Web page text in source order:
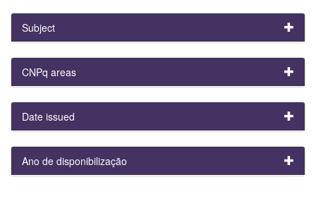
Subject
CNPq areas
Date issued
Ano de disponibilização